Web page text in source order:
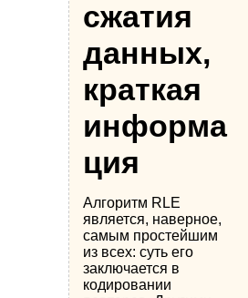
сжатия
данных,
краткая
информа
ция
Алгоритм RLE
является, наверное,
самым простейшим
из всех: суть его
заключается в
кодировании